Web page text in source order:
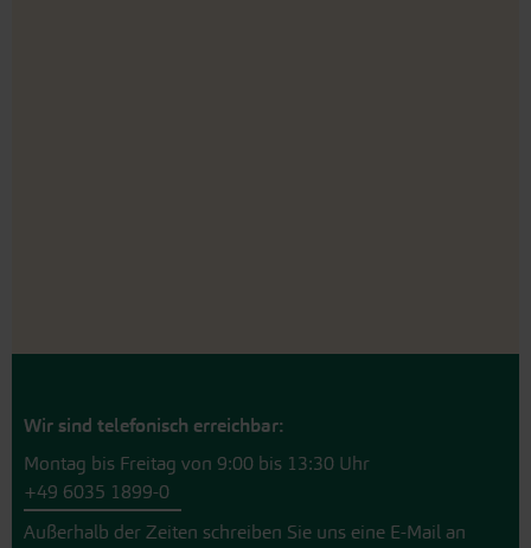
Wir sind telefonisch erreichbar:
Montag bis Freitag von 9:00 bis 13:30 Uhr
+49 6035 1899-0
Außerhalb der Zeiten schreiben Sie uns eine E-Mail an